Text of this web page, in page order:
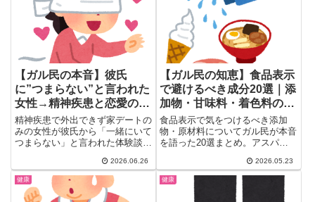
のリアルな声を幅広くまとめてい
ェックできます。
【ガル民の本音】彼氏
に”つまらない”と言われた
女性→精神疾患と恋愛の難
しさをガル民が語る
精神疾患で外出できず家デートの
みの女性が彼氏から「一緒にいて
つまらない」と言われた体験談。
た、メンタル疾患を抱えながら恋
愛することの難しさ、別れるべき
か再構築するかのリアルな本音ま
とめ。
2026.06.26
【ガル民の知恵】食品表示
で避けるべき成分20選｜添
加物・甘味料・着色料のリ
スクまとめ
食品表示で気をつけるべき添加
物・原材料についてガル民が本音
を語った20選まとめ。アスパル
ぶどう糖液糖の危険性、WHOの
警告、スーパーで使える選び方ま
で一気に読める健康情報まとめ。
2026.05.23
健康 健康